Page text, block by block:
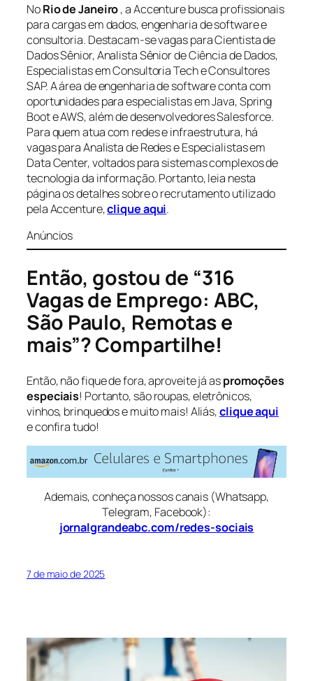
NoRio de Janeiro, a Accenture busca profissionais
para cargas em dados, engenharia de software e
consultoria. Destacam-se vagas para Cientista de
Dados Sênior, Analista Sênior de Ciência de Dados,
Especialistas em Consultoria Tech e Consultores
SAP. A área de engenharia de software conta com
oportunidades para especialistas em Java, Spring
Boot e AWS, além de desenvolvedores Salesforce.
Para quem atua com redes e infraestrutura, há
vagas para Analista de Redes e Especialistas em
Data Center, voltados para sistemas complexos de
tecnologia da informação. Portanto, leia nesta
página os detalhes sobre o recrutamento utilizado
pela Accenture,clique aqui.
Anúncios
Então, gostou de “316
Vagas de Emprego: ABC,
São Paulo, Remotas e
mais”? Compartilhe!
Então, não fique de fora, aproveite já aspromoções
especiais! Portanto, são roupas, eletrônicos,
vinhos, brinquedos e muito mais! Aliás,clique aqui
e confira tudo!
Ademais, conheça nossos canais (Whatsapp,
Telegram, Facebook):
jornalgrandeabc.com/redes-sociais
7 de maio de 2025